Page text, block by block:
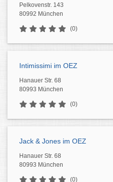
Pelkovenstr. 143
80992 München
(0)
Intimissimi im OEZ
Hanauer Str. 68
80993 München
(0)
Jack & Jones im OEZ
Hanauer Str. 68
80993 München
(0)